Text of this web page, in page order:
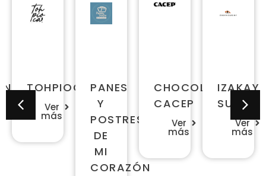
TOHPIOCAS
Ver
más
PANES
Y
POSTRES
DE
MI
CORAZÓN
CHOCOLATES
CACEP
Ver
más
SUSHI
Ver
más